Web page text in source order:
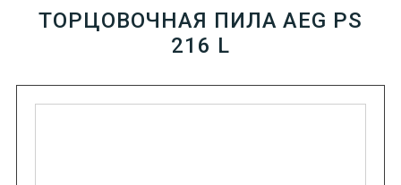
ТОРЦОВОЧНАЯ ПИЛА AEG PS
216 L